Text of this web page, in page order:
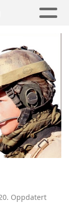
Oppdatert